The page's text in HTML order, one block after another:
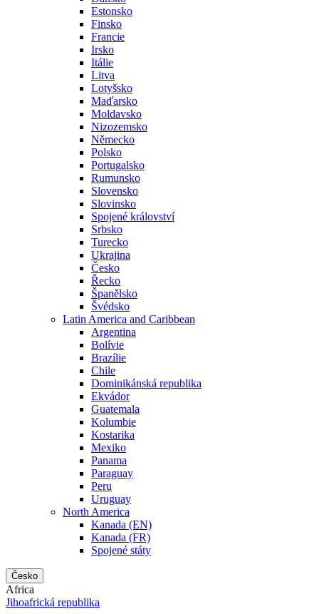
Estonsko
Finsko
Francie
Irsko
Itálie
Litva
Lotyšsko
Maďarsko
Moldavsko
Nizozemsko
Německo
Polsko
Portugalsko
Rumunsko
Slovensko
Slovinsko
Spojené království
Srbsko
Turecko
Ukrajina
Česko
Řecko
Španělsko
Švédsko
Latin America and Caribbean
Argentina
Bolívie
Brazílie
Chile
Dominikánská republika
Ekvádor
Guatemala
Kolumbie
Kostarika
Mexiko
Panama
Paraguay
Peru
Uruguay
North America
Kanada (EN)
Kanada (FR)
Spojené státy
Česko
Africa
Jihoafrická republika